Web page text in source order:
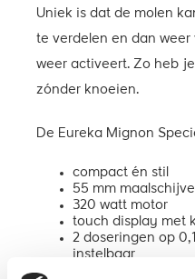
Uniek is dat de molen
te verdelen en dan
weer activeert. Zo heb
zónder knoeien.
De Eureka Mignon
compact én stil
55 mm
320 watt motor
touch display met
2 doseringen op
instelbaar